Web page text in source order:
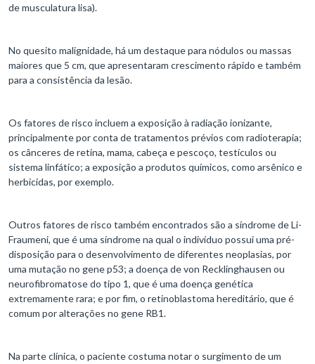
de musculatura lisa).
No quesito malignidade, há um destaque para nódulos ou massas
maiores que 5 cm, que apresentaram crescimento rápido e também
para a consistência da lesão.
Os fatores de risco incluem a exposição à radiação ionizante,
principalmente por conta de tratamentos prévios com radioterapia;
os cânceres de retina, mama, cabeça e pescoço, testículos ou
sistema linfático; a exposição a produtos químicos, como arsênico e
herbicidas, por exemplo.
Outros fatores de risco também encontrados são a síndrome de Li-
Fraumeni, que é uma síndrome na qual o indivíduo possui uma pré-
disposição para o desenvolvimento de diferentes neoplasias, por
uma mutação no gene p53; a doença de von Recklinghausen ou
neurofibromatose do tipo 1, que é uma doença genética
extremamente rara; e por fim, o retinoblastoma hereditário, que é
comum por alterações no gene RB1.
Na parte clínica, o paciente costuma notar o surgimento de um